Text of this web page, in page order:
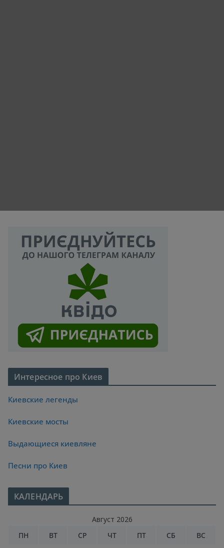
Интересное про Киев
Киевские легенды
Киевские мосты
Выдающиеся киевляне
Песни про Киев
КАЛЕНДАРЬ
Август 2026
ПН
ВТ СР ЧТ ПТ СБ ВС